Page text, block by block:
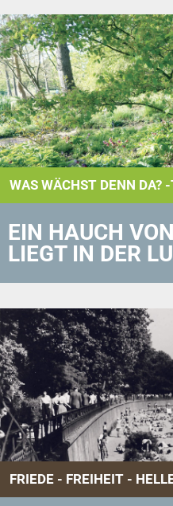
WAS WÄCHST DENN DA?
EIN HAUCH
LIEGT IN DER
FRIEDE - FREIHEIT -